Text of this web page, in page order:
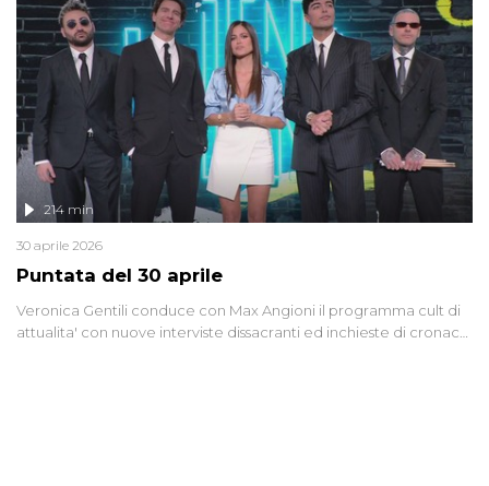
contesto globale rende impossibile considerarla un fenomeno
lontano.
Puntata del 30 aprile
214 min
30 aprile 2026
Veronica Gentili conduce con Max Angioni il programma cult di
attualita' con nuove interviste dissacranti ed inchieste di cronaca